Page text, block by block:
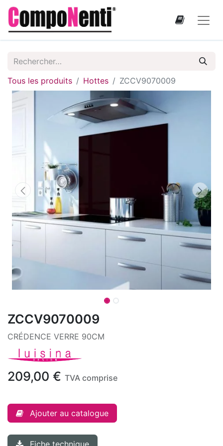
Tous les produits Hottes ZCCV9070009
ZCCV9070009
CRÉDENCE VERRE 90CM
209,00 € TVA comprise
Ajouter au catalogue